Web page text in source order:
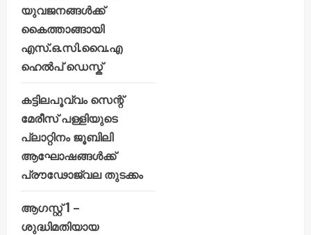
യുവജനങ്ങൾക്ക്
കൈത്താങ്ങായി
എസ്.ഒ.സി.വൈ.എ
ഹെൽപ് ഡെസ്ക്
കട്ടിലപൂവ്വം സെന്റ്
മേരീസ് പള്ളിയുടെ
പ്ലാറ്റിനം ജൂബിലി
ആഘോഷങ്ങൾക്ക്
പ്രൗഢോജ്വല തുടക്കം
ആഗസ്റ്റ് 1 –
ശുദ്ധിമതിയായ